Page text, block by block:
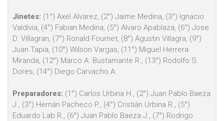
Jinetes: (1°) Axel Alvarez, (2°) Jaime Medina, (3°) Ignacio
Valdivia, (4°) Fabian Medina, (5°) Alvaro Apablaza, (6°) Jose
D. Villagran, (7°) Ronald Fournet, (8°) Agustin Villagra, (9°)
Juan Tapia, (10°) Wilson Vargas, (11°) Miguel Herrera
Miranda, (12°) Marco A. Bustamante R., (13°) Rodolfo S.
Dores, (14°) Diego Carvacho A.
Preparadores: (1°) Carlos Urbina H., (2°) Juan Pablo Baeza
J., (3°) Hernán Pacheco P., (4°) Cristián Urbina R., (5°)
Eduardo Lab R., (6°) Juan Pablo Baeza J., (7°) Rodrigo